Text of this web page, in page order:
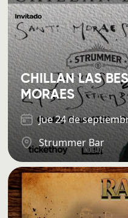
CHILLAN LAS
MORAES
Jue 24 de
Strummer Bar